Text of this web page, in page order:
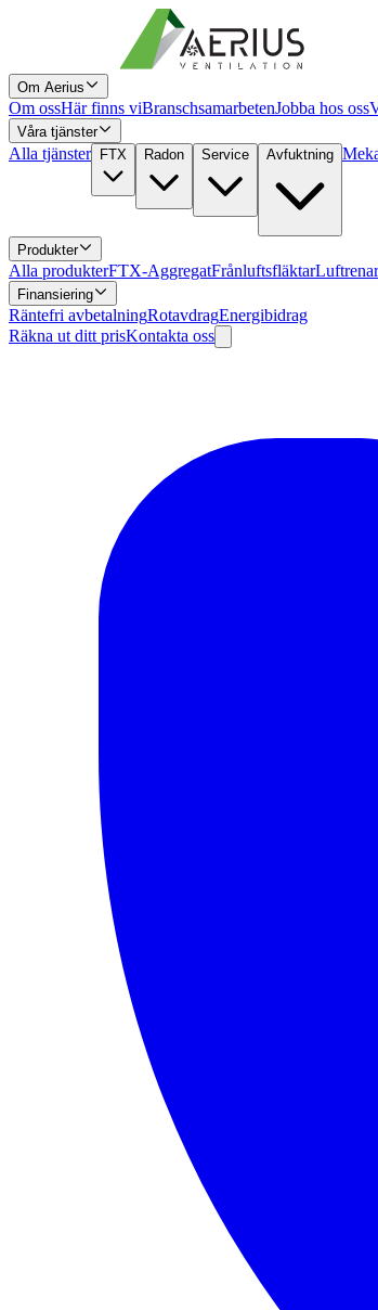
Om Aerius
Om ossHär finns viBranschsamarbetenJobba hos oss
Våra tjänster
Alla tjänster FTX Radon Service Avfuktning
Produkter
Alla produkterFTX-AggregatFrånluftsfläktar
Finansiering
Räntefri avbetalningRotavdragEnergibidrag
Räkna ut ditt prisKontakta oss